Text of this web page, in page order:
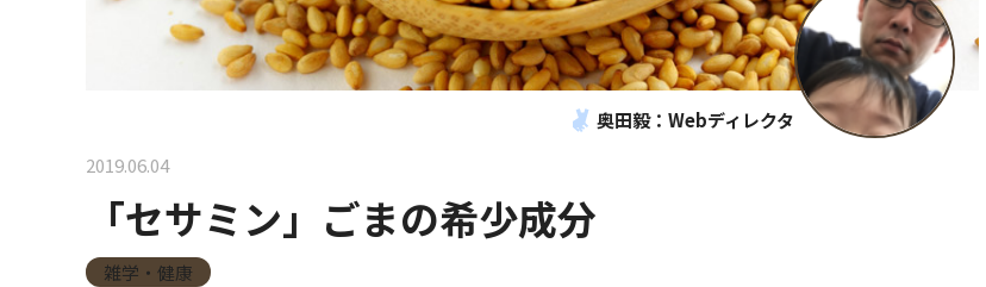
奥田毅：Webディレクタ
2019.06.04
「セサミン」ごまの希少成分
雑学・健康